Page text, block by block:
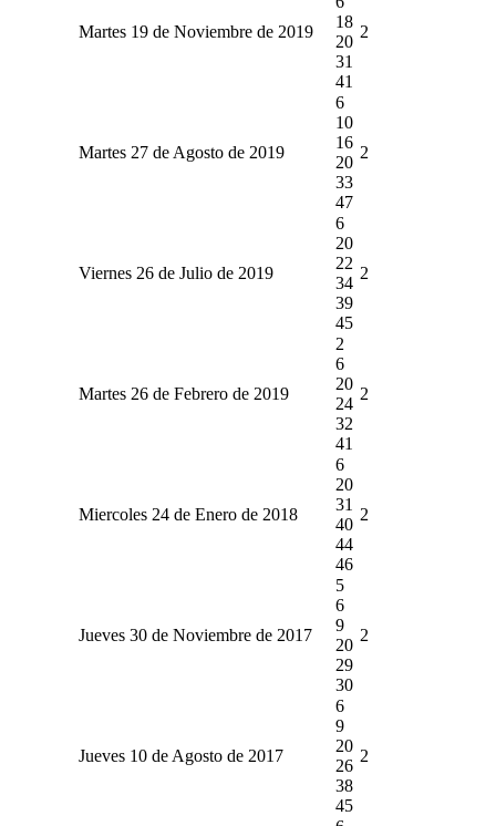
Martes 19 de Noviembre de 2019
18
20
31
41
2
Martes 27 de Agosto de 2019
6
10
16
20
33
47
2
Viernes 26 de Julio de 2019
6
20
22
34
39
45
2
Martes 26 de Febrero de 2019
2
6
20
24
32
41
2
Miercoles 24 de Enero de 2018
6
20
31
40
44
46
2
Jueves 30 de Noviembre de 2017
5
6
9
20
29
30
2
Jueves 10 de Agosto de 2017
6
9
20
26
38
45
2